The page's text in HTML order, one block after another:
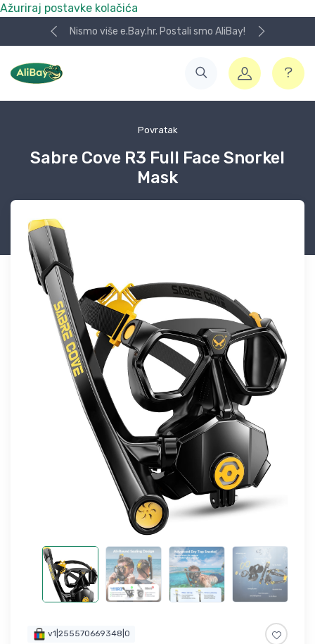
Ažuriraj postavke kolačića
Nismo više e.Bay.hr. Postali smo AliBay!
Povratak
Sabre Cove R3 Full Face Snorkel
Mask
v1|255570669348|0